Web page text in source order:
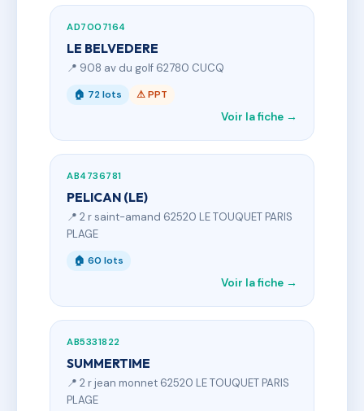
AD7007164
LE BELVEDERE
📍 908 av du golf 62780 CUCQ
🏠 72 lots ⚠ PPT
Voir la fiche →
AB4736781
PELICAN (LE)
📍 2 r saint-amand 62520 LE TOUQUET PARIS
PLAGE
🏠 60 lots
Voir la fiche →
AB5331822
SUMMERTIME
📍 2 r jean monnet 62520 LE TOUQUET PARIS
PLAGE